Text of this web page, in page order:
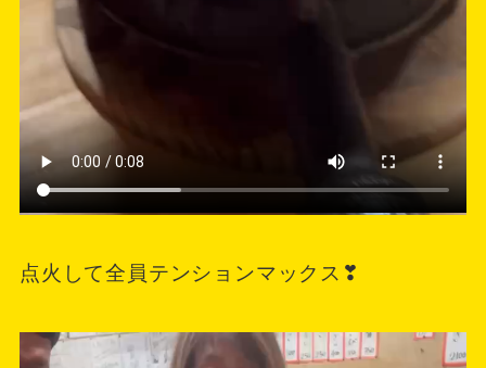
点火して全員テンションマックス❣